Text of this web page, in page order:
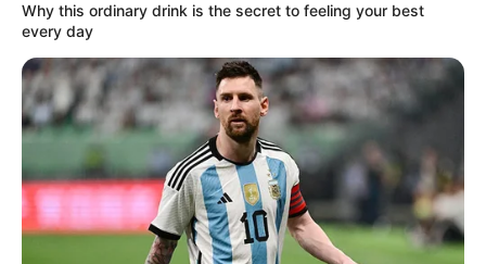
solicita absolución por la
AIDA VICTORIA MERLANO
Aida Victoria Merlano
explota con El
Agropecuario: "Desde que
el niño nació, tú no das un
solo peso"
Why this ordinary drink is the secret to feeling your best
every day